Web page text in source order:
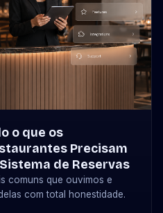
o que os
Precisam
de Reservas
comuns que ouvimos e
com total honestidade.